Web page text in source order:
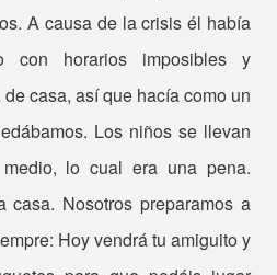
A causa de la crisis él había
con horarios imposibles y
casa, así que hacía como un
Los niños se llevan
lo cual era una pena.
casa. Nosotros preparamos a
Hoy vendrá tu amiguito y